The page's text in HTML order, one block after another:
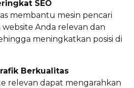
SEO
membantu mesin pencari
Anda relevan dan
meningkatkan posisi di
Berkualitas
relevan dapat mengarahkan